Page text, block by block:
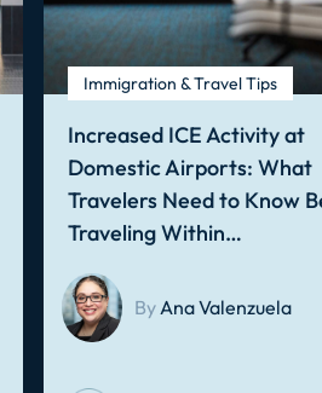
Immigration & Travel Tips
Increased ICE Activity at
Domestic Airports: What
Travelers Need to Know
Traveling Within…
ByAna Valenzuela